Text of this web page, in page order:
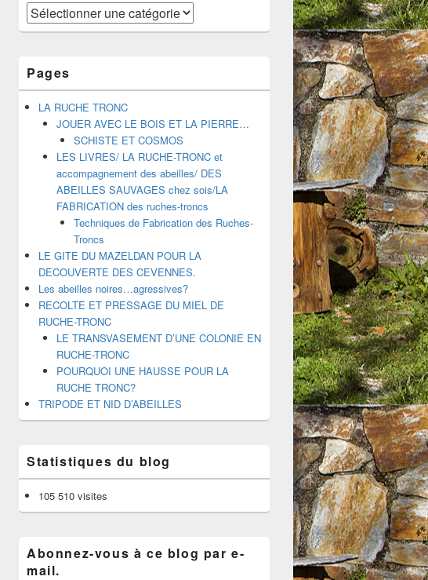
Catégories
Pages
LA RUCHE TRONC
JOUER AVEC LE BOIS ET LA PIERRE…
SCHISTE ET COSMOS
LES LIVRES/ LA RUCHE-TRONC et
accompagnement des abeilles/ DES
ABEILLES SAUVAGES chez sois/LA
FABRICATION des ruches-troncs
Techniques de Fabrication des Ruches-
Troncs
LE GITE DU MAZELDAN POUR LA
DECOUVERTE DES CEVENNES.
Les abeilles noires…agressives?
RECOLTE ET PRESSAGE DU MIEL DE
RUCHE-TRONC
LE TRANSVASEMENT D’UNE COLONIE EN
RUCHE-TRONC
POURQUOI UNE HAUSSE POUR LA
RUCHE TRONC?
TRIPODE ET NID D’ABEILLES
Statistiques du blog
105 510 visites
Abonnez-vous à ce blog par e-
mail.